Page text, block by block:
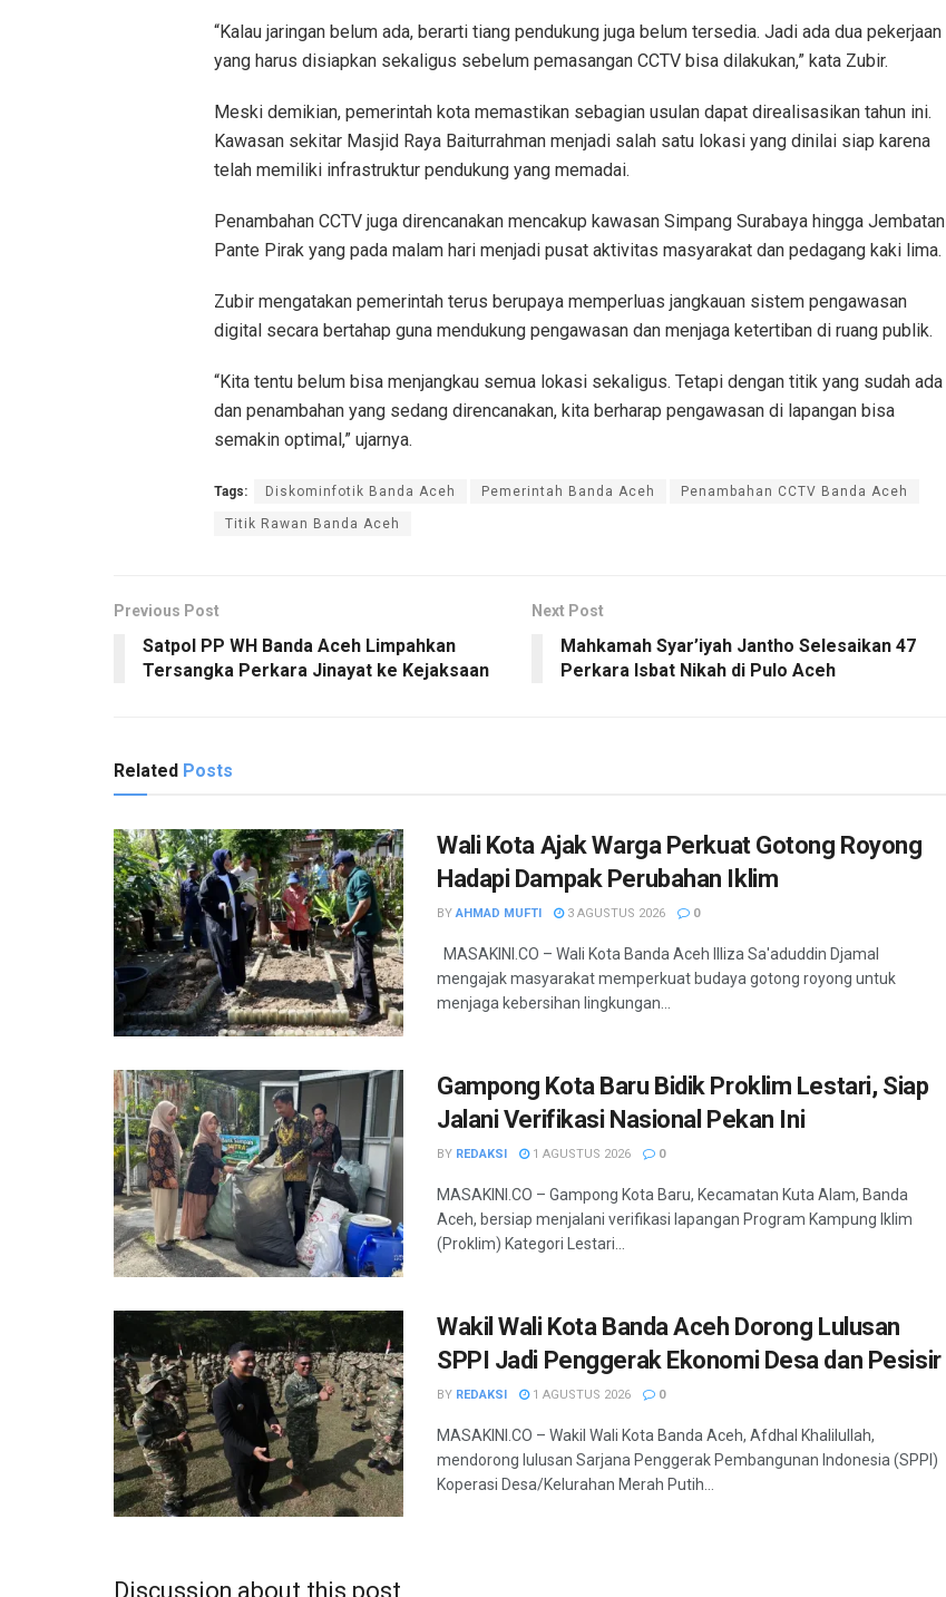
“Kalau jaringan belum ada, berarti tiang pendukung juga belum tersedia. Jadi ada dua pekerjaan
yang harus disiapkan sekaligus sebelum pemasangan CCTV bisa dilakukan,” kata Zubir.
Meski demikian, pemerintah kota memastikan sebagian usulan dapat direalisasikan tahun ini.
Kawasan sekitar Masjid Raya Baiturrahman menjadi salah satu lokasi yang dinilai siap karena
telah memiliki infrastruktur pendukung yang memadai.
Penambahan CCTV juga direncanakan mencakup kawasan Simpang Surabaya hingga Jembatan
Pante Pirak yang pada malam hari menjadi pusat aktivitas masyarakat dan pedagang kaki lima.
Zubir mengatakan pemerintah terus berupaya memperluas jangkauan sistem pengawasan
digital secara bertahap guna mendukung pengawasan dan menjaga ketertiban di ruang publik.
“Kita tentu belum bisa menjangkau semua lokasi sekaligus. Tetapi dengan titik yang sudah ada
dan penambahan yang sedang direncanakan, kita berharap pengawasan di lapangan bisa
semakin optimal,” ujarnya.
Tags: Diskominfotik Banda Aceh Pemerintah Banda Aceh Penambahan CCTV Banda Aceh
Titik Rawan Banda Aceh
Previous Post
Satpol PP WH Banda Aceh Limpahkan
Tersangka Perkara Jinayat ke Kejaksaan
Next Post
Mahkamah Syar’iyah Jantho Selesaikan 47
Perkara Isbat Nikah di Pulo Aceh
Related Posts
Wali Kota Ajak Warga Perkuat Gotong Royong
Hadapi Dampak Perubahan Iklim
BY AHMAD MUFTI 3 AGUSTUS 2026 0
MASAKINI.CO – Wali Kota Banda Aceh Illiza Sa'aduddin Djamal
mengajak masyarakat memperkuat budaya gotong royong untuk
menjaga kebersihan lingkungan...
Gampong Kota Baru Bidik Proklim Lestari, Siap
Jalani Verifikasi Nasional Pekan Ini
BY REDAKSI 1 AGUSTUS 2026 0
MASAKINI.CO – Gampong Kota Baru, Kecamatan Kuta Alam, Banda
Aceh, bersiap menjalani verifikasi lapangan Program Kampung Iklim
(Proklim) Kategori Lestari...
Wakil Wali Kota Banda Aceh Dorong Lulusan
SPPI Jadi Penggerak Ekonomi Desa dan Pesisir
BY REDAKSI 1 AGUSTUS 2026 0
MASAKINI.CO – Wakil Wali Kota Banda Aceh, Afdhal Khalilullah,
mendorong lulusan Sarjana Penggerak Pembangunan Indonesia (SPPI)
Koperasi Desa/Kelurahan Merah Putih...
Discussion about this post